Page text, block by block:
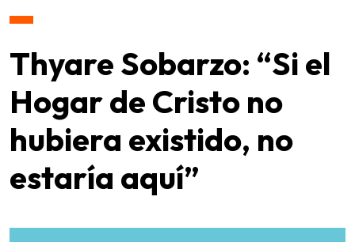
Thyare Sobarzo: “Si el
Hogar de Cristo no
hubiera existido, no
estaría aquí”